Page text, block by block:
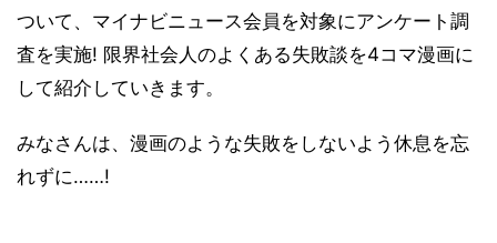
ついて、マイナビニュース会員を対象にアンケート調
査を実施! 限界社会人のよくある失敗談を4コマ漫画に
して紹介していきます。
みなさんは、漫画のような失敗をしないよう休息を忘
れずに……!